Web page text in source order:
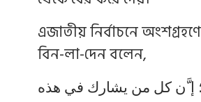
এজাতীয় নির্বাচনে
বিন-লা-দেন বলেন,
إ َّن كل من يشارك في هذه